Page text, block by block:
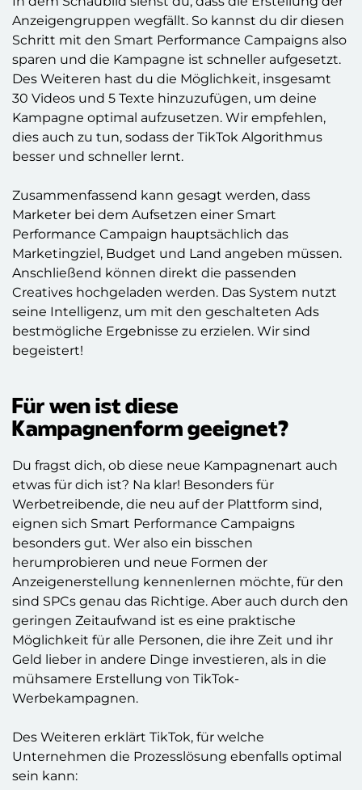
Anzeigengruppen wegfällt. So kannst du dir diesen
Schritt mit den Smart Performance Campaigns also
sparen und die Kampagne ist schneller aufgesetzt.
Des Weiteren hast du die Möglichkeit, insgesamt
30 Videos und 5 Texte hinzuzufügen, um deine
Kampagne optimal aufzusetzen. Wir empfehlen,
dies auch zu tun, sodass der TikTok Algorithmus
besser und schneller lernt.
Zusammenfassend kann gesagt werden, dass
Marketer bei dem Aufsetzen einer Smart
Performance Campaign hauptsächlich das
Marketingziel, Budget und Land angeben müssen.
Anschließend können direkt die passenden
Creatives hochgeladen werden. Das System nutzt
seine Intelligenz, um mit den geschalteten Ads
bestmögliche Ergebnisse zu erzielen. Wir sind
begeistert!
Für wen ist diese
Kampagnenform geeignet?
Du fragst dich, ob diese neue Kampagnenart auch
etwas für dich ist? Na klar! Besonders für
Werbetreibende, die neu auf der Plattform sind,
eignen sich Smart Performance Campaigns
besonders gut. Wer also ein bisschen
herumprobieren und neue Formen der
Anzeigenerstellung kennenlernen möchte, für den
sind SPCs genau das Richtige. Aber auch durch den
geringen Zeitaufwand ist es eine praktische
Möglichkeit für alle Personen, die ihre Zeit und ihr
Geld lieber in andere Dinge investieren, als in die
mühsamere Erstellung von TikTok-
Werbekampagnen.
Des Weiteren erklärt TikTok, für welche
Unternehmen die Prozesslösung ebenfalls optimal
sein kann: